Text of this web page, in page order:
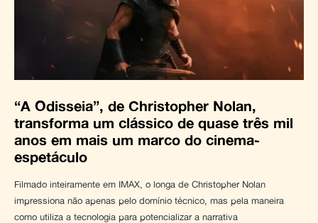
“A Odisseia”, de Christopher Nolan,
transforma um clássico de quase três mil
anos em mais um marco do cinema-
espetáculo
Filmado inteiramente em IMAX, o longa de Christopher Nolan
impressiona não apenas pelo domínio técnico, mas pela maneira
como utiliza a tecnologia para potencializar a narrativa